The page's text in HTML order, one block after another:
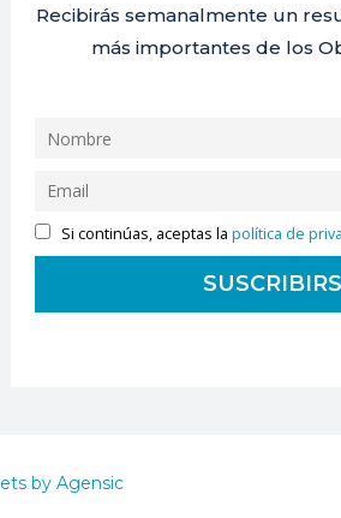
Recibirás semanalmente un
más importantes de los
Si continúas, aceptas lapolítica de
by Agensic